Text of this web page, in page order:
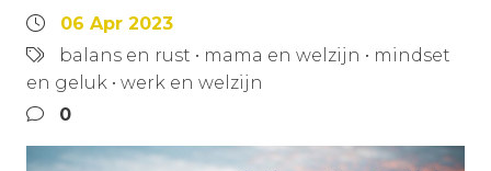
06 Apr 2023
balans en rust • mama en welzijn • mindset
en geluk • werk en welzijn
0